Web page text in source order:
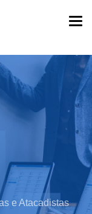
e Atacadistas